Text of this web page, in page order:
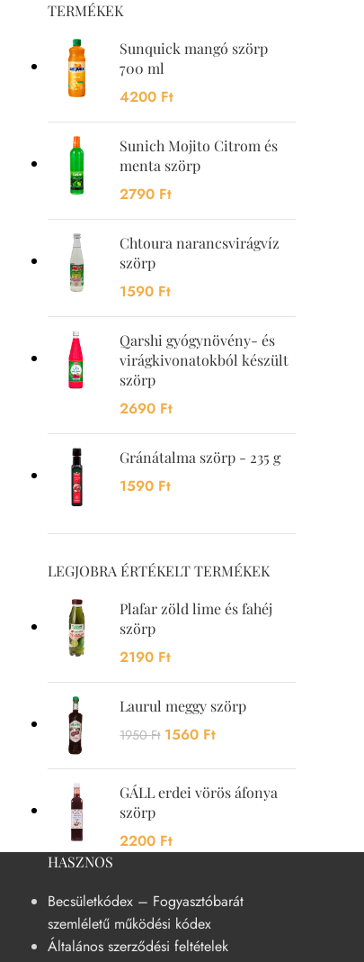
TERMÉKEK
Sunquick mangó szörp
700 ml
4200 Ft
Sunich Mojito Citrom és
menta szörp
2790 Ft
Chtoura narancsvirágvíz
szörp
1590 Ft
Qarshi gyógynövény- és
virágkivonatokból készült
szörp
2690 Ft
Gránátalma szörp - 235 g
1590 Ft
LEGJOBRA ÉRTÉKELT TERMÉKEK
Plafar zöld lime és fahéj
szörp
2190 Ft
Laurul meggy szörp
1950Ft 1560 Ft
GÁLL erdei vörös áfonya
szörp
2200 Ft
HASZNOS
Becsületkódex – Fogyasztóbarát
szemléletű működési kódex
Általános szerződési feltételek